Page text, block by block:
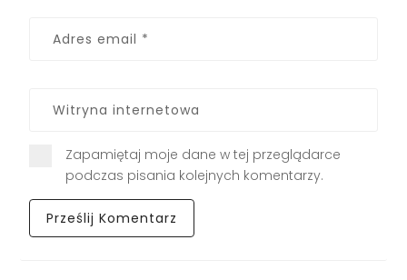
Zapamiętaj moje dane w tej przeglądarce
podczas pisania kolejnych komentarzy.